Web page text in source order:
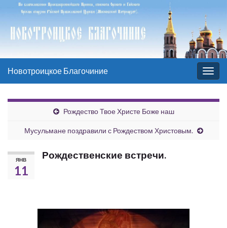
Вкл/
выкл
Новотроицкое Благочиние
Рождество Твое Христе Боже наш
Мусульмане поздравили с Рождеством Христовым.
ЯНВ
11
Рождественские встречи.